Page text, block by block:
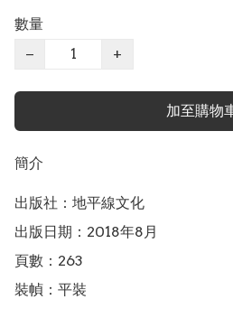
數量
−
+
加至購物
簡介
出版社：地平線文化
出版日期：2018年8月
頁數：263
裝幀：平裝